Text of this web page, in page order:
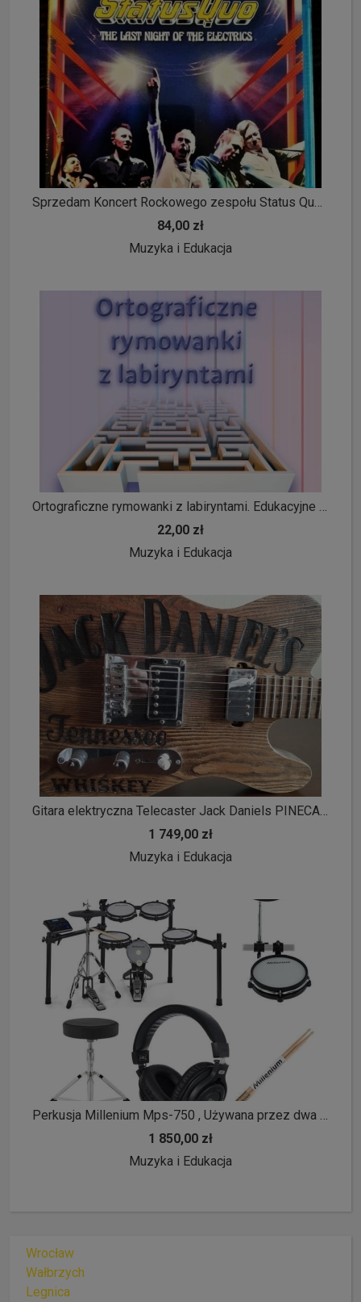
Sprzedam Koncert Rockowego zespołu Status Quo na płycie Blu
84,00 zł
Muzyka i Edukacja
Ortograficzne rymowanki z labiryntami. Edukacyjne dla dzieci
22,00 zł
Muzyka i Edukacja
Gitara elektryczna Telecaster Jack Daniels PINECASTER blues rock metal
1 749,00 zł
Muzyka i Edukacja
Perkusja Millenium Mps-750 , Używana przez dwa miesiące - Stan idealny
1 850,00 zł
Muzyka i Edukacja
Wrocław
Wałbrzych
Legnica